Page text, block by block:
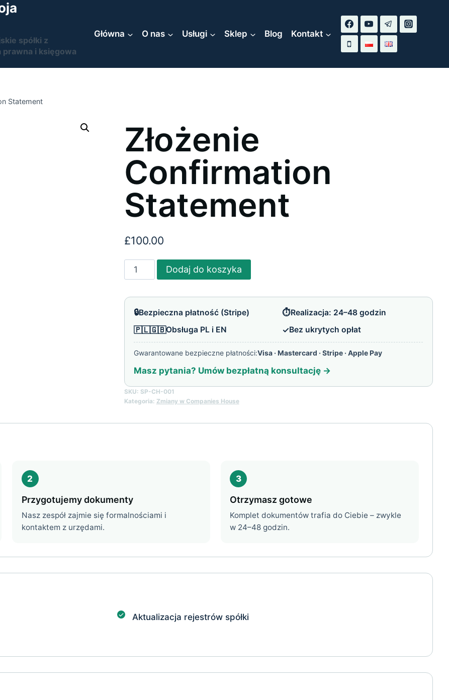
spółki z
prawna i księgowa
Główna O nas Usługi Sklep Blog Kontakt
Statement
Złożenie
Confirmation
Statement
£100.00
ilość
Złożenie
Statement
Dodaj do koszyka
🔒Bezpieczna płatność (Stripe) ⏱️Realizacja: 24–48 godzin
🇵🇱🇬🇧Obsługa PL i EN ✓Bez ukrytych opłat
Gwarantowane bezpieczne płatności:Visa · Mastercard · Stripe · Apple Pay
Masz pytania? Umów bezpłatną konsultację →
SKU: SP-CH-001
Kategoria: Zmiany w Companies House
2
Przygotujemy dokumenty
Nasz zespół zajmie się formalnościami i
kontaktem z urzędami.
3
Otrzymasz gotowe
Komplet dokumentów trafia do Ciebie – zwykle
w 24–48 godzin.
Aktualizacja rejestrów spółki